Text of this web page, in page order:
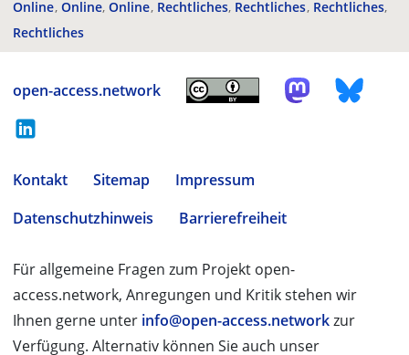
Online Online Online Rechtliches Rechtliches Rechtliches
Rechtliches
open-access.network
Kontakt Sitemap
Impressum
Datenschutzhinweis
Barrierefreiheit
Für allgemeine Fragen zum Projekt open-
access.network, Anregungen und Kritik stehen wir
Ihnen gerne unter info@open-access.networkzur
Verfügung. Alternativ können Sie auch unser